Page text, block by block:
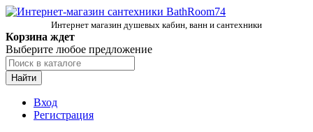
Интернет магазин душевых кабин, ванн и сантехники
Корзина ждет
Выберите любое предложение
Найти
Вход
Регистрация